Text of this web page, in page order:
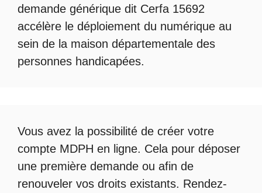
demande générique dit Cerfa 15692
accélère le déploiement du numérique au
sein de la maison départementale des
personnes handicapées.
Vous avez la possibilité de créer votre
compte MDPH en ligne. Cela pour déposer
une première demande ou afin de
renouveler vos droits existants. Rendez-